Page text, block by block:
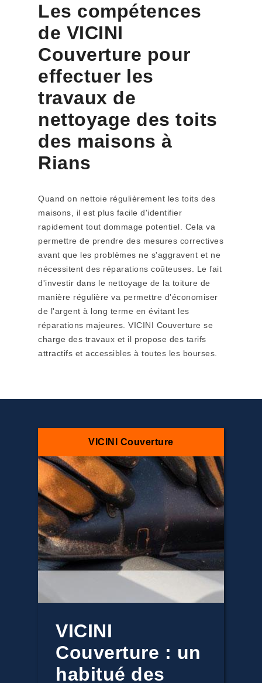
Les compétences
de VICINI
Couverture pour
effectuer les
travaux de
nettoyage des toits
des maisons à
Rians
Quand on nettoie régulièrement les toits des
maisons, il est plus facile d'identifier
rapidement tout dommage potentiel. Cela va
permettre de prendre des mesures correctives
avant que les problèmes ne s'aggravent et ne
nécessitent des réparations coûteuses. Le fait
d'investir dans le nettoyage de la toiture de
manière régulière va permettre d'économiser
de l'argent à long terme en évitant les
réparations majeures. VICINI Couverture se
charge des travaux et il propose des tarifs
attractifs et accessibles à toutes les bourses.
VICINI Couverture
VICINI
Couverture : un
habitué des